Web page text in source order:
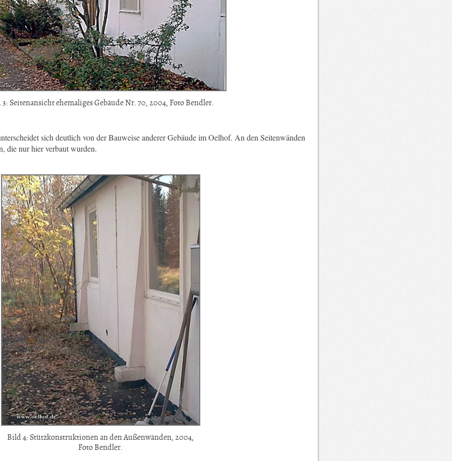
Seitenansicht ehemaliges Gebäude Nr. 70, 2004, Foto Bendler.
sich deutlich von der Bauweise anderer Gebäude im Oelhof. An den Seitenwänden
die nur hier verbaut wurden.
Bild 4: Stützkonstruktionen an den Außenwänden, 2004,
Foto Bendler.